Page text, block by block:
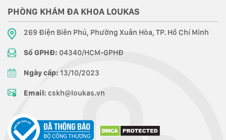
PHÒNG KHÁM ĐA KHOA LOUKAS
269 Điện Biên Phủ, Phường Xuân Hòa, TP. Hồ Chí Minh
Số GPHĐ: 04340/HCM-GPHĐ
Ngày cấp: 13/10/2023
Email: cskh@loukas.vn